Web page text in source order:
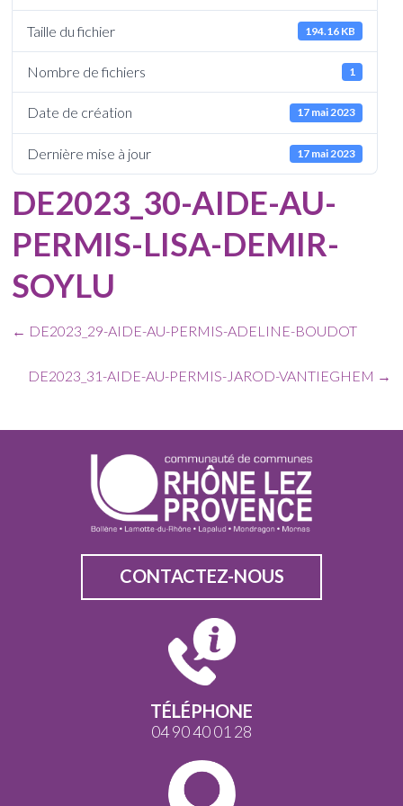
Taille du fichier 194.16 KB
Nombre de fichiers 1
Date de création 17 mai 2023
Dernière mise à jour 17 mai 2023
DE2023_30-AIDE-AU-
PERMIS-LISA-DEMIR-
SOYLU
← DE2023_29-AIDE-AU-PERMIS-ADELINE-BOUDOT
DE2023_31-AIDE-AU-PERMIS-JAROD-VANTIEGHEM →
CONTACTEZ-NOUS
TÉLÉPHONE
04 90 40 01 28